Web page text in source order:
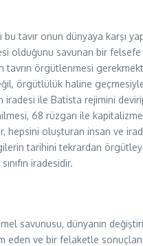
bu tavır onun dünyaya karşı
olduğunu savunan bir
tavrın örgütlenmesi
örgütlülük haline
ile Batista rejimini
68 rüzgarı ile
oluşturan insan ve
tarihini tekrardan
iradesidir.
savunusu, dünyanın
ve bir felaketle